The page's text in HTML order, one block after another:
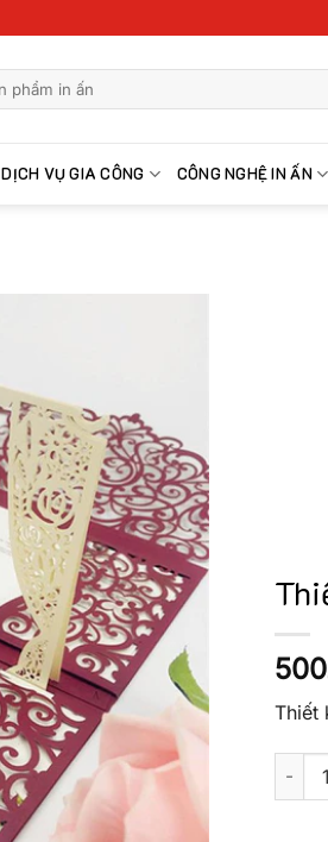
DỊCH VỤ GIA CÔNG CÔNG NGHỆ IN ẤN
Thiết
Thiết